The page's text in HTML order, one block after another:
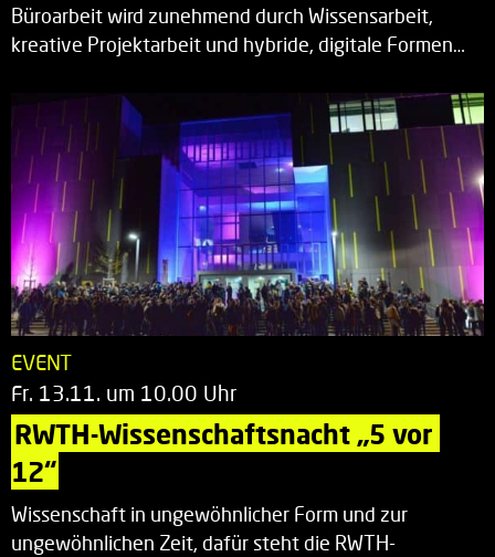
Büroarbeit wird zunehmend durch Wissensarbeit,
kreative Projektarbeit und hybride, digitale Formen…
EVENT
Fr. 13.11. um 10.00 Uhr
RWTH-Wissenschaftsnacht „5 vor
12“
Wissenschaft in ungewöhnlicher Form und zur
ungewöhnlichen Zeit, dafür steht die RWTH-